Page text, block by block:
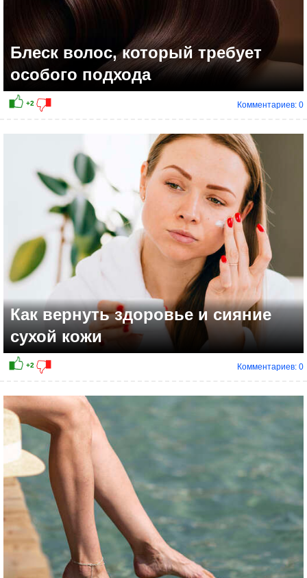
+3
Блеск волос, который требует
особого подхода
Комментариев: 0
Как вернуть здоровье и сияние
сухой кожи
Комментариев: 0